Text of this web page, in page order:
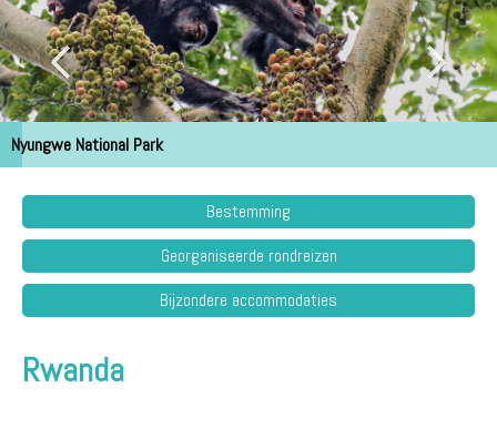
Nyungwe National Park
Bestemming
Georganiseerde rondreizen
Bijzondere accommodaties
Rwanda